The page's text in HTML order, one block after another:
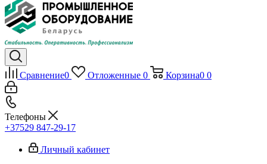
Сравнение0 Отложенные 0 Корзина0 0
Телефоны
+37529 847-29-17‬
Личный кабинет